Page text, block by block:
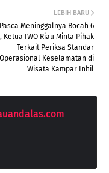
LEBIH BARU
Pasca Meninggalnya Bocah 6
Ketua IWO Riau Minta Pihak
Terkait Periksa Standar
Operasional Keselamatan di
Wisata Kampar Inhil